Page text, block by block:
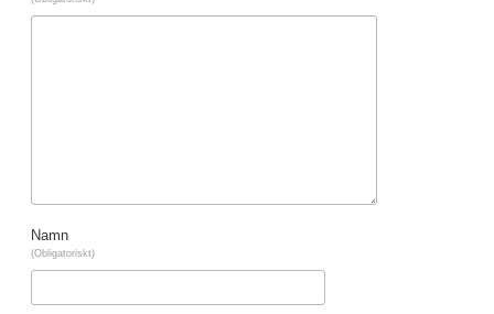
Namn
(Obligatoriskt)